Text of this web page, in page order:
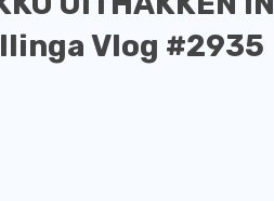
Vlog #2935